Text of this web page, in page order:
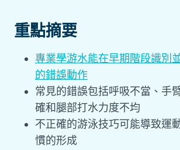
重點摘要
專業學游水能在早期階段識別
的錯誤動作
常見的錯誤包括呼吸不當、手
確和腿部打水力度不均
不正確的游泳技巧可能導致運
慣的形成